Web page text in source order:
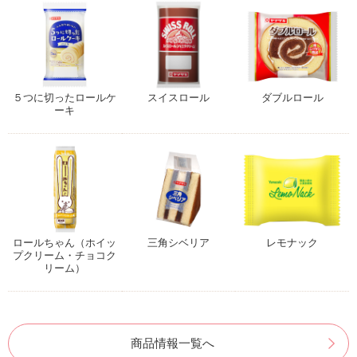
５つに切ったロールケ
ーキ
スイスロール ダブルロール
ロールちゃん（ホイッ
プクリーム・チョコク
リーム）
三角シベリア レモナック
商品情報一覧へ